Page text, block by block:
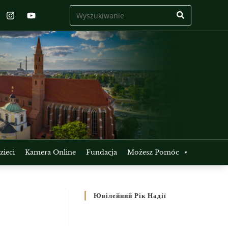
Kamera Online Fundacja Możesz Pomóc
Ювілейний Рік Надії